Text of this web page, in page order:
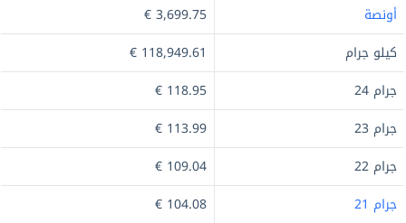
أونصة
3,699.75 €
كيلو جرام
118,949.61 €
جرام 24
118.95 €
جرام 23
113.99 €
جرام 22
109.04 €
جرام 21
104.08 €